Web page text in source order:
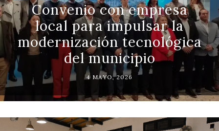
Convenio con empresa
local para impulsar la
modernización tecnológica
del municipio
4 MAYO, 2026